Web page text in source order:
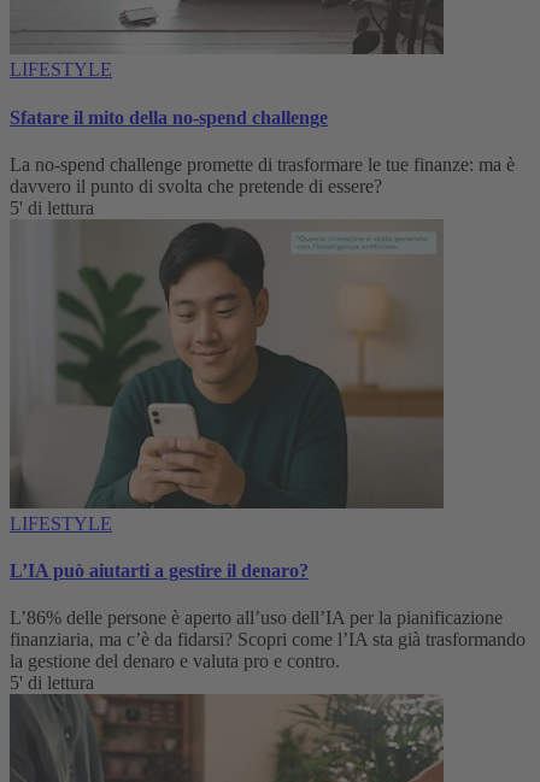
LIFESTYLE
Sfatare il mito della no-spend challenge
La no-spend challenge promette di trasformare le tue finanze: ma è
davvero il punto di svolta che pretende di essere?
5' di lettura
LIFESTYLE
L’IA può aiutarti a gestire il denaro?
L’86% delle persone è aperto all’uso dell’IA per la pianificazione
finanziaria, ma c’è da fidarsi? Scopri come l’IA sta già trasformando
la gestione del denaro e valuta pro e contro.
5' di lettura